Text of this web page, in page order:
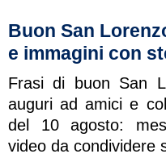
Buon San
e immagini con
Frasi di buon San
auguri ad amici e
del 10 agosto:
video da condividere